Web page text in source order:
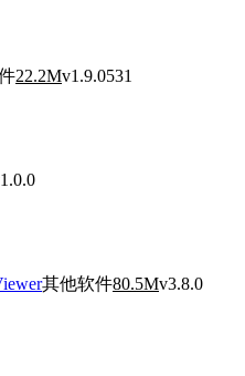
22.2Mv1.9.0531
其他软件80.5Mv3.8.0